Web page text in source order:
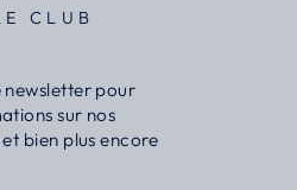
CLUB
newsletter pour
sur nos
bien plus encore